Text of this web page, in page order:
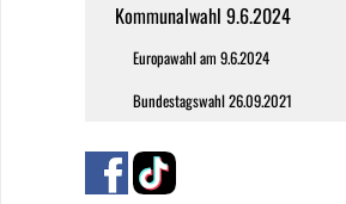
Kommunalwahl 9.6.2024
Europawahl am 9.6.2024
Bundestagswahl 26.09.2021